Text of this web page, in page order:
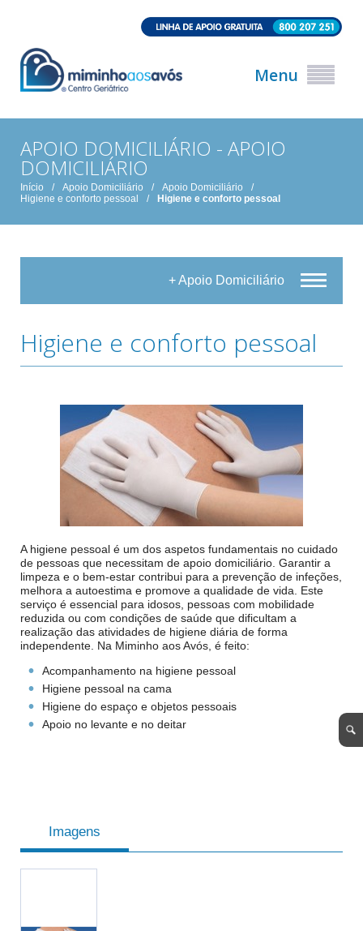
Menu
APOIO DOMICILIÁRIO - APOIO
DOMICILIÁRIO
Início / Apoio Domiciliário / Apoio Domiciliário
/
Higiene e conforto pessoal
/ Higiene e conforto pessoal
+ Apoio Domiciliário
Higiene e conforto pessoal
A higiene pessoal é um dos aspetos fundamentais no cuidado
de pessoas que necessitam de apoio domiciliário. Garantir a
limpeza e o bem-estar contribui para a prevenção de infeções,
melhora a autoestima e promove a qualidade de vida. Este
serviço é essencial para idosos, pessoas com mobilidade
reduzida ou com condições de saúde que dificultam a
realização das atividades de higiene diária de forma
independente. Na Miminho aos Avós, é feito:
Acompanhamento na higiene pessoal
Higiene pessoal na cama
Higiene do espaço e objetos pessoais
Apoio no levante e no deitar
Imagens